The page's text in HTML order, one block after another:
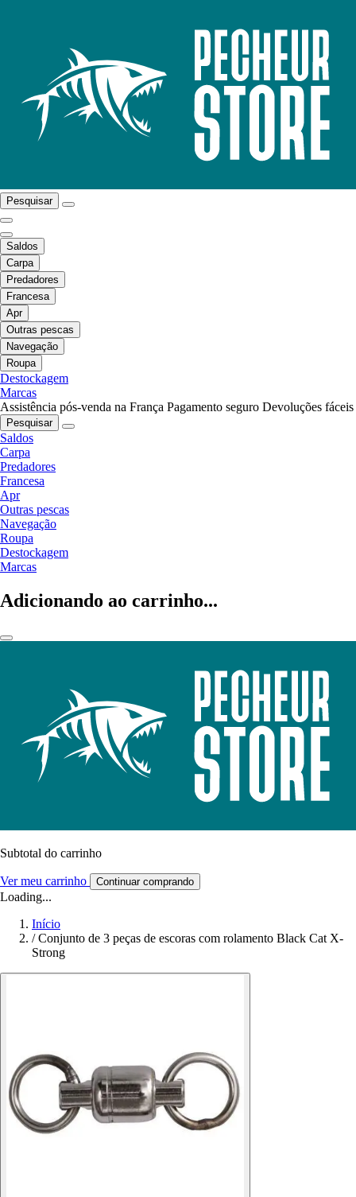
Pesquisar
Saldos
Carpa
Predadores
Francesa
Apr
Outras pescas
Navegação
Roupa
Destockagem
Marcas
Assistência pós-venda na França Pagamento seguro Devoluções fáceis
Pesquisar
Saldos
Carpa
Predadores
Francesa
Apr
Outras pescas
Navegação
Roupa
Destockagem
Marcas
Adicionando ao carrinho...
Subtotal do carrinho
Ver meu carrinho Continuar comprando
Loading...
Início
/ Conjunto de 3 peças de escoras com rolamento Black Cat X-
Strong